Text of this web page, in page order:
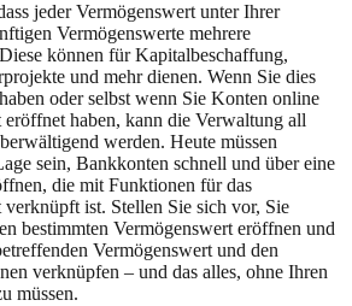
jeder Vermögenswert unter Ihrer
Vermögenswerte mehrere
können für Kapitalbeschaffung,
und mehr dienen. Wenn Sie dies
oder selbst wenn Sie Konten online
haben, kann die Verwaltung all
werden. Heute müssen
sein, Bankkonten schnell und über eine
die mit Funktionen für das
verknüpft ist. Stellen Sie sich vor, Sie
bestimmten Vermögenswert eröffnen und
Vermögenswert und den
verknüpfen – und das alles, ohne Ihren
müssen.